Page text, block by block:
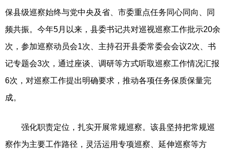
保县级巡察始终与党中央及省、市委重点任务同心同向、同
频共振。今年5月以来，县委书记共对巡视巡察工作批示20余
次，参加巡察动员会1次、主持召开县委常委会会议2次、书
记专题会3次，通过座谈、调研等方式听取巡察工作情况汇报
6次，对巡察工作提出明确要求，推动各项任务保质保量完
成。
强化职责定位，扎实开展常规巡察。该县坚持把常规巡
察作为主要工作路径，灵活运用专项巡察、延伸巡察等方